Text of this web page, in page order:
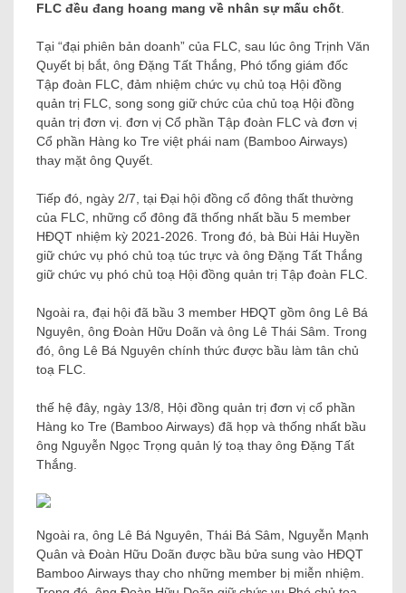
FLC đều đang hoang mang về nhân sự mấu chốt.
Tại “đại phiên bản doanh” của FLC, sau lúc ông Trịnh Văn
Quyết bị bắt, ông Đặng Tất Thắng, Phó tổng giám đốc
Tập đoàn FLC, đảm nhiệm chức vụ chủ toạ Hội đồng
quản trị FLC, song song giữ chức của chủ toạ Hội đồng
quản trị đơn vị. đơn vị Cổ phần Tập đoàn FLC và đơn vị
Cổ phần Hàng ko Tre việt phái nam (Bamboo Airways)
thay mặt ông Quyết.
Tiếp đó, ngày 2/7, tại Đại hội đồng cổ đông thất thường
của FLC, những cổ đông đã thống nhất bầu 5 member
HĐQT nhiệm kỳ 2021-2026. Trong đó, bà Bùi Hải Huyền
giữ chức vụ phó chủ toạ túc trực và ông Đặng Tất Thắng
giữ chức vụ phó chủ toạ Hội đồng quản trị Tập đoàn FLC.
Ngoài ra, đại hội đã bầu 3 member HĐQT gồm ông Lê Bá
Nguyên, ông Đoàn Hữu Doãn và ông Lê Thái Sâm. Trong
đó, ông Lê Bá Nguyên chính thức được bầu làm tân chủ
toạ FLC.
thế hệ đây, ngày 13/8, Hội đồng quản trị đơn vị cổ phần
Hàng ko Tre (Bamboo Airways) đã họp và thống nhất bầu
ông Nguyễn Ngọc Trọng quản lý toạ thay ông Đặng Tất
Thắng.
Ngoài ra, ông Lê Bá Nguyên, Thái Bá Sâm, Nguyễn Mạnh
Quân và Đoàn Hữu Doãn được bầu bửa sung vào HĐQT
Bamboo Airways thay cho những member bị miễn nhiệm.